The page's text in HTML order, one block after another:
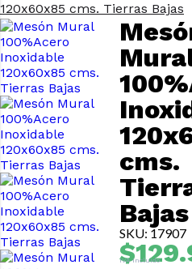
120x60x85 cms. Tierras Bajas
cms.
Bajas
SKU: 17907
$
IVA Incluido